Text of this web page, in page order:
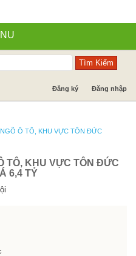
Đăng ký Đăng nhập
Ô TÔ, KHU VỰC TÔN ĐỨC
TÔ, KHU VỰC TÔN ĐỨC
6,4 TỶ